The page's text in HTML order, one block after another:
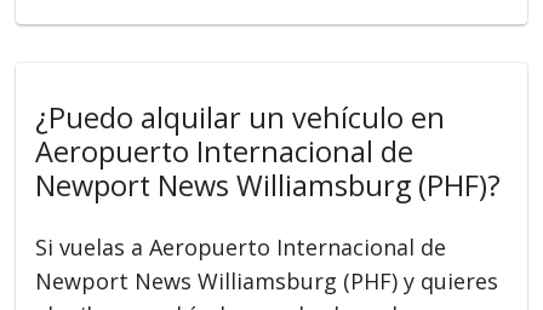
¿Puedo alquilar un vehículo en
Aeropuerto Internacional de
Newport News Williamsburg (PHF)?
Si vuelas a Aeropuerto Internacional de
Newport News Williamsburg (PHF) y quieres